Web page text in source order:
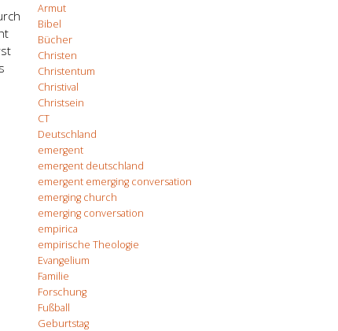
Armut
Bibel
Bücher
Christen
Christentum
Christival
Christsein
CT
Deutschland
emergent
emergent deutschland
emergent emerging conversation
emerging church
emerging conversation
empirica
empirische Theologie
Evangelium
Familie
Forschung
Fußball
Geburtstag